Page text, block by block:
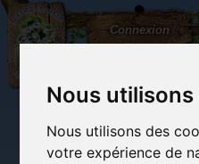
Nous
Nous utilisons des
votre expérience de
L'Arbre
aux
100.000
Connexion
(vide)